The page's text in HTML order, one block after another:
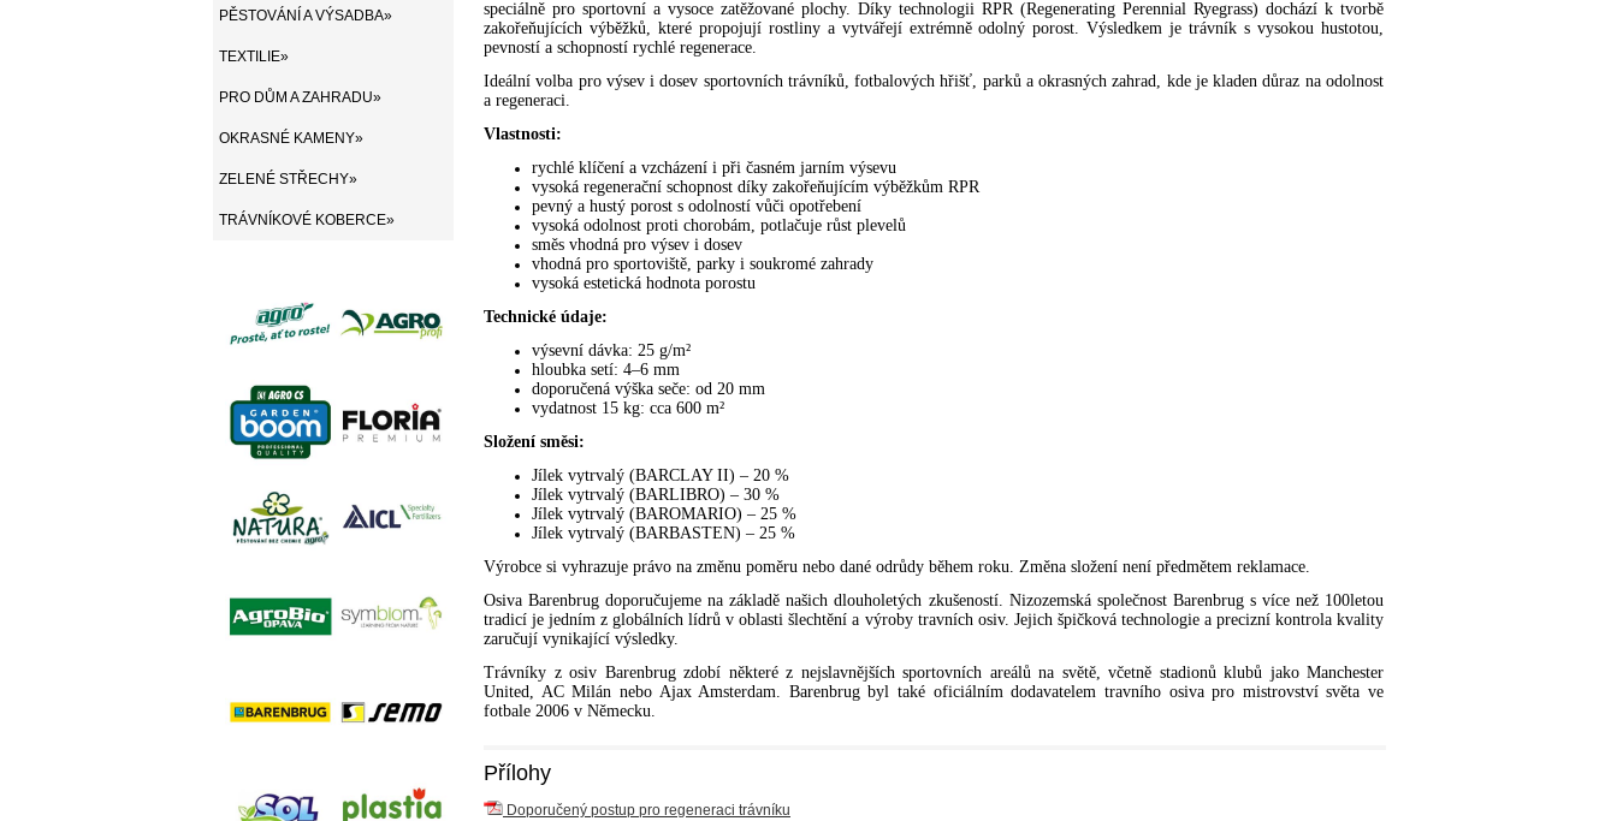
PĚSTOVÁNÍ A VÝSADBA»
TEXTILIE»
PRO DŮM A ZAHRADU»
OKRASNÉ KAMENY»
ZELENÉ STŘECHY»
TRÁVNÍKOVÉ KOBERCE»
speciálně pro sportovní a vysoce zatěžované plochy. Díky technologii RPR (Regenerating Perennial Ryegrass) dochází k tvorbě
zakořeňujících výběžků, které propojují rostliny a vytvářejí extrémně odolný porost. Výsledkem je trávník s vysokou hustotou,
pevností a schopností rychlé regenerace.
Ideální volba pro výsev i dosev sportovních trávníků, fotbalových hřišť, parků a okrasných zahrad, kde je kladen důraz na odolnost
a regeneraci.
Vlastnosti:
rychlé klíčení a vzcházení i při časném jarním výsevu
vysoká regenerační schopnost díky zakořeňujícím výběžkům RPR
pevný a hustý porost s odolností vůči opotřebení
vysoká odolnost proti chorobám, potlačuje růst plevelů
směs vhodná pro výsev i dosev
vhodná pro sportoviště, parky i soukromé zahrady
vysoká estetická hodnota porostu
Technické údaje:
výsevní dávka: 25 g/m²
hloubka setí: 4–6 mm
doporučená výška seče: od 20 mm
vydatnost 15 kg: cca 600 m²
Složení směsi:
Jílek vytrvalý (BARCLAY II) – 20 %
Jílek vytrvalý (BARLIBRO) – 30 %
Jílek vytrvalý (BAROMARIO) – 25 %
Jílek vytrvalý (BARBASTEN) – 25 %
Výrobce si vyhrazuje právo na změnu poměru nebo dané odrůdy během roku. Změna složení není předmětem reklamace.
Osiva Barenbrug doporučujeme na základě našich dlouholetých zkušeností. Nizozemská společnost Barenbrug s více než 100letou
tradicí je jedním z globálních lídrů v oblasti šlechtění a výroby travních osiv. Jejich špičková technologie a precizní kontrola kvality
zaručují vynikající výsledky.
Trávníky z osiv Barenbrug zdobí některé z nejslavnějších sportovních areálů na světě, včetně stadionů klubů jako Manchester
United, AC Milán nebo Ajax Amsterdam. Barenbrug byl také oficiálním dodavatelem travního osiva pro mistrovství světa ve
fotbale 2006 v Německu.
Přílohy
Doporučený postup pro regeneraci trávníku